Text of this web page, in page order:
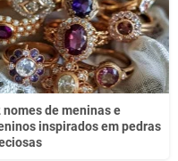
nomes de meninas e
inspirados em pedras